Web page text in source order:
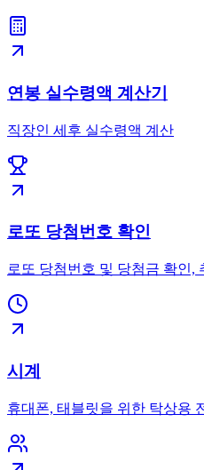
연봉 실수령액 계산기
직장인 세후 실수령액 계산
로또 당첨번호 확인
로또 당첨번호 및 당첨금 확인,
시계
휴대폰, 태블릿을 위한 탁상용